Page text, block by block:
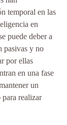
temporal en las
en
puede deber a
pasivas y no
por ellas
en una fase
un
para realizar